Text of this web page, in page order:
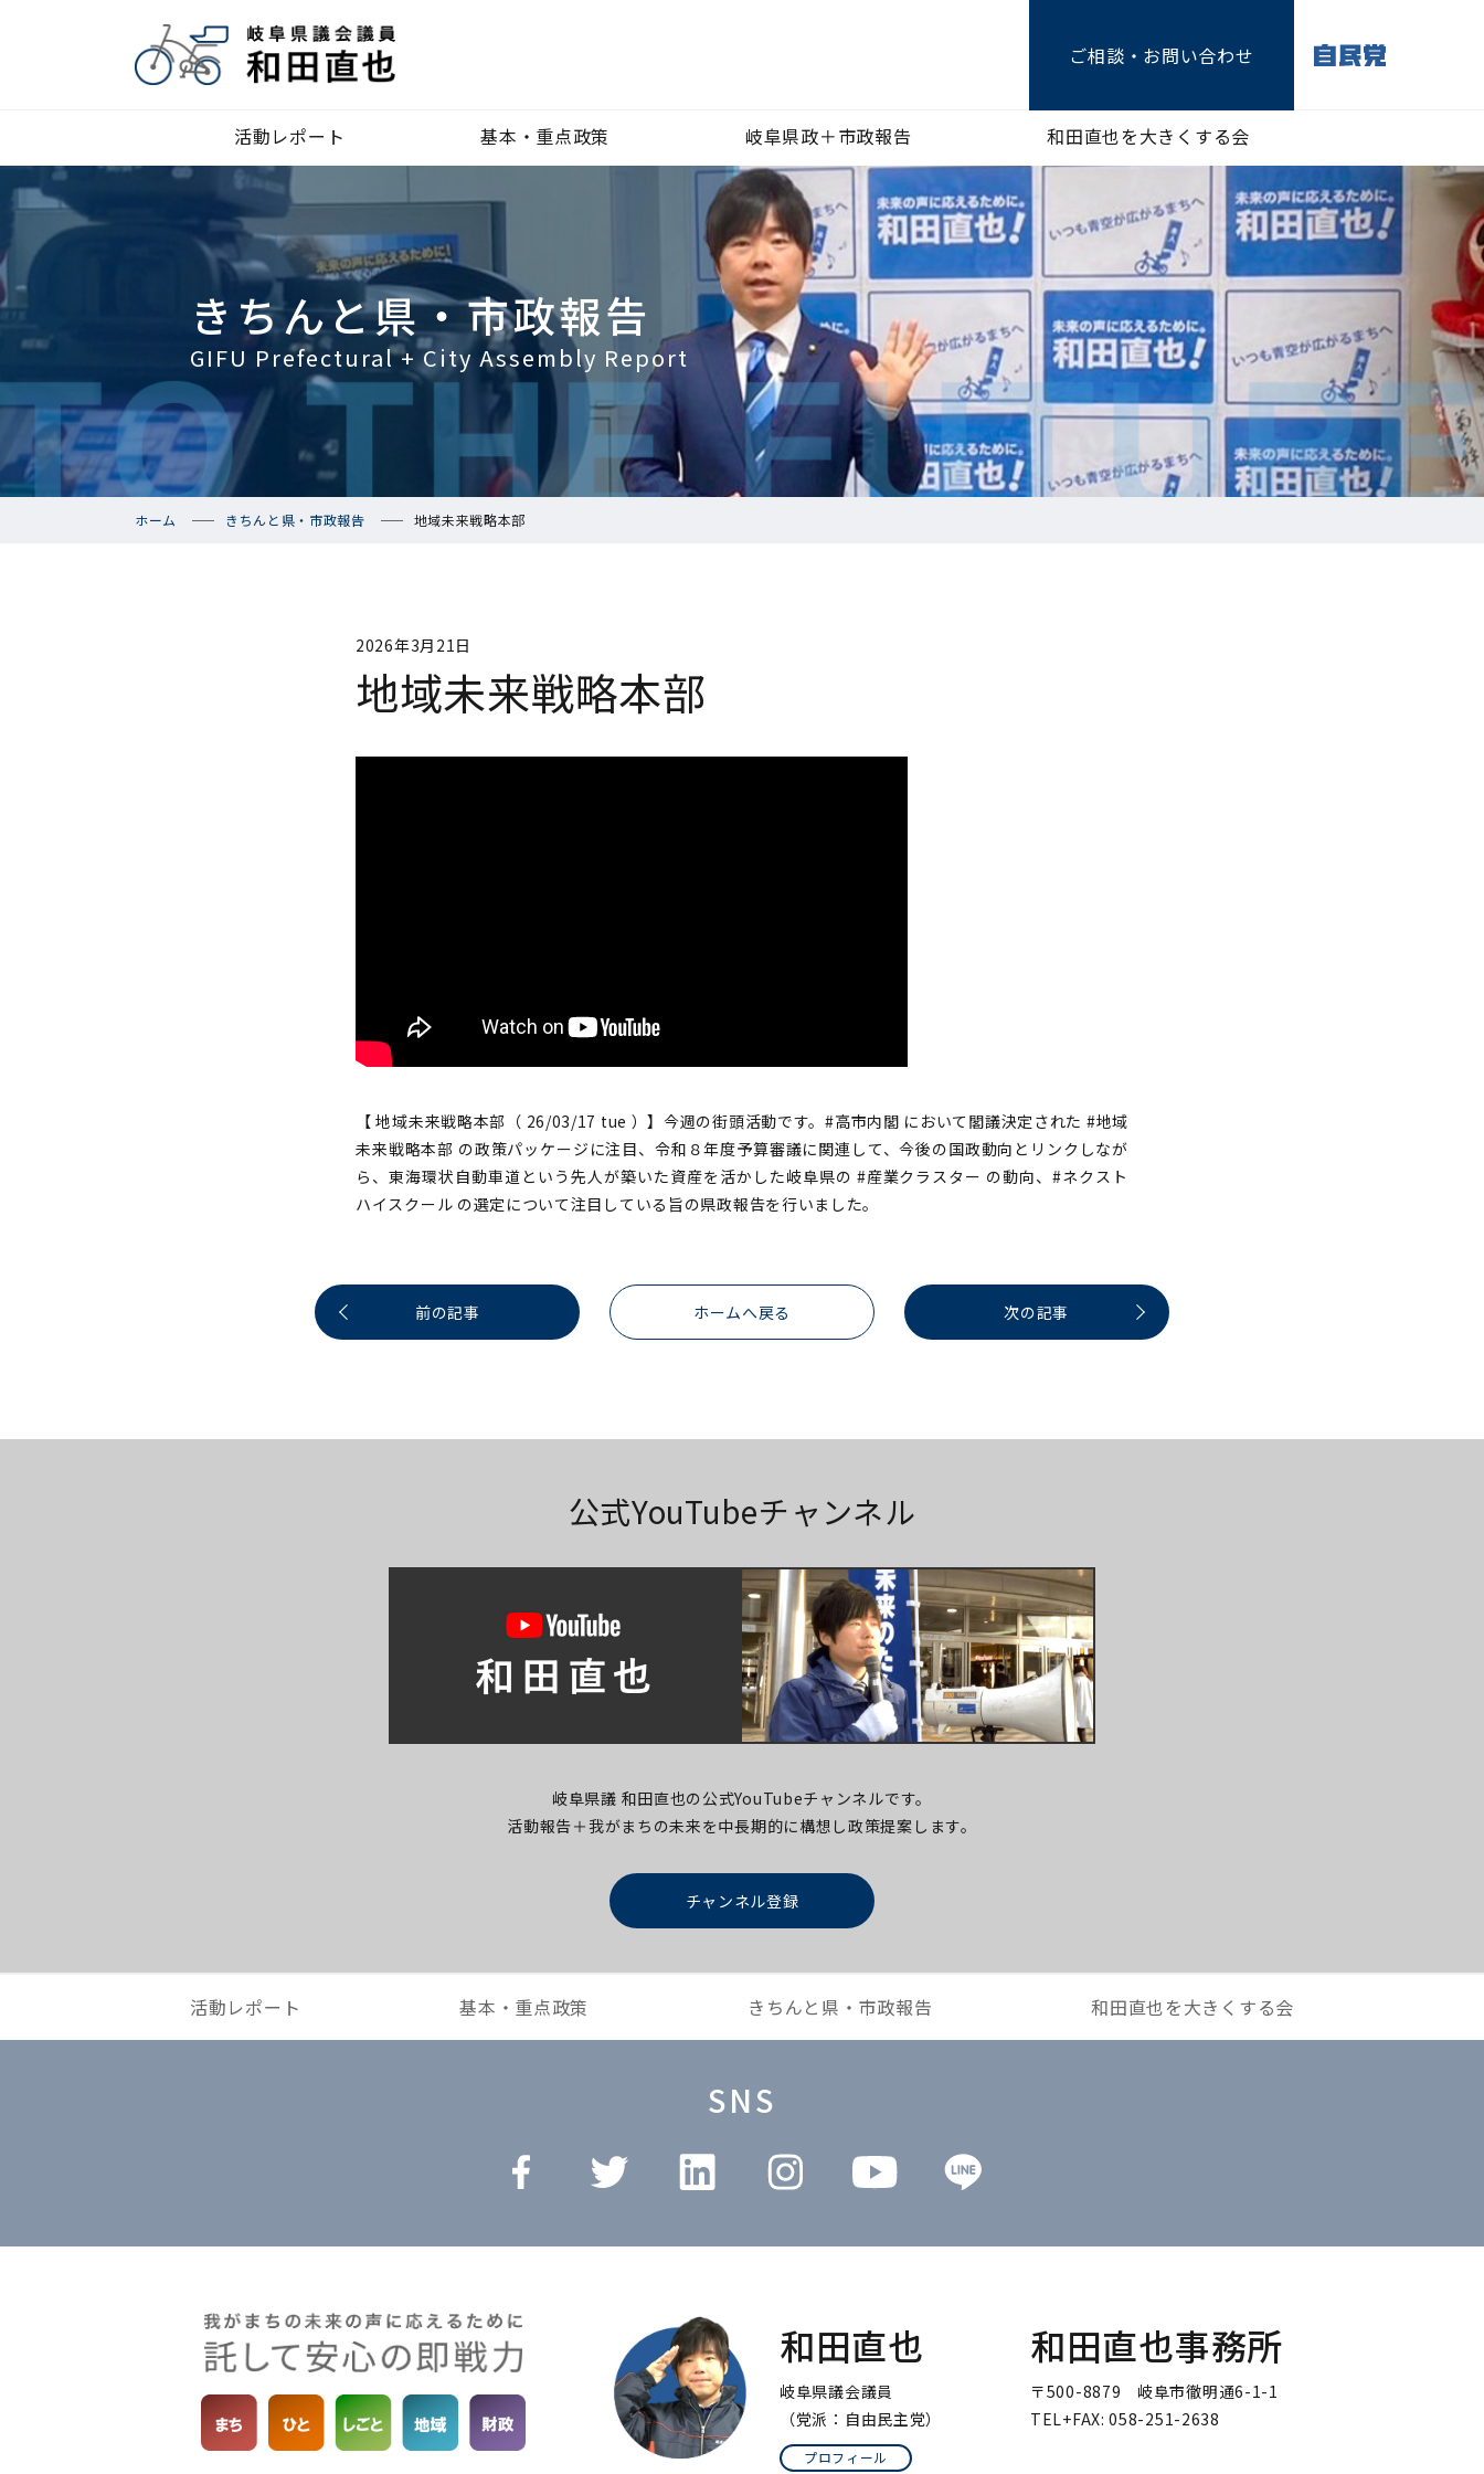
ご相談 ・お問い合わせ
活動レポート 基本・重点政策 岐阜県政＋市政報告 和田直也を大きくする会
きちんと県・市政報告
GIFU Prefectural + City Assembly Report
ホーム きちんと県・市政報告 地域未来戦略本部
2026年3月21日
地域未来戦略本部
【 地域未来戦略本部（ 26/03/17 tue ）】今週の街頭活動です。#高市内閣 において閣議決定された #地域
未来戦略本部 の政策パッケージに注目、令和８年度予算審議に関連して、今後の国政動向とリンクしなが
ら、東海環状自動車道という先人が築いた資産を活かした岐阜県の #産業クラスター の動向、#ネクスト
ハイスクール の選定について注目している旨の県政報告を行いました。
前の記事 ホームへ戻る 次の記事
公式YouTubeチャンネル
岐阜県議 和田直也の公式YouTubeチャンネルです。
活動報告＋我がまちの未来を中長期的に構想し政策提案します。
チャンネル登録
活動レポート 基本・重点政策 きちんと県・市政報告 和田直也を大きくする会
SNS
和田直也
岐阜県議会議員
（党派：自由民主党）
プロフィール
和田直也事務所
〒500-8879 岐阜市徹明通6-1-1
TEL+FAX: 058-251-2638